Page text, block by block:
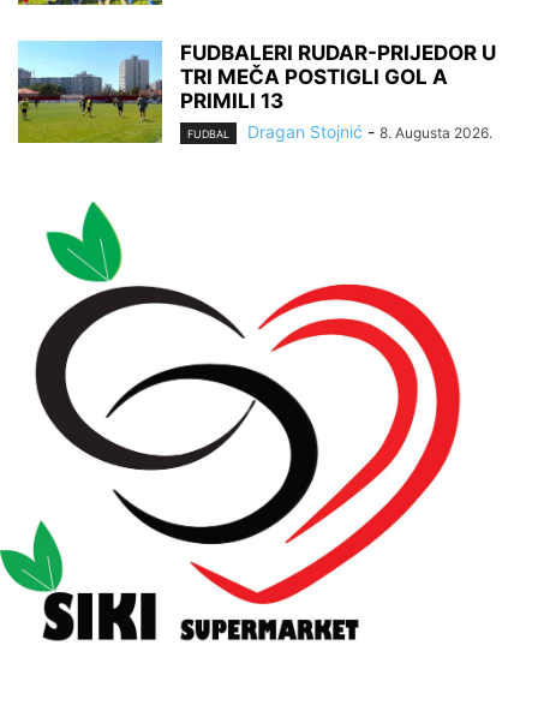
FUDBALERI RUDAR-PRIJEDOR U
TRI MEČA POSTIGLI GOL A
PRIMILI 13
FUDBAL Dragan Stojnić - 8. Augusta 2026.